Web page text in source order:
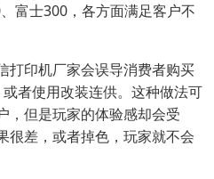
富士300，各方面满足客户不
打印机厂家会误导消费者购买
者使用改装连供。这种做法可
，但是玩家的体验感却会受
很差，或者掉色，玩家就不会